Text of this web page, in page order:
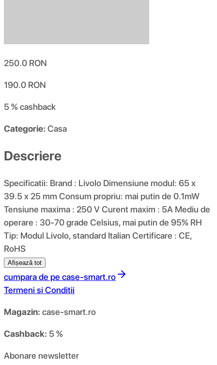
250.0 RON
190.0 RON
5 %cashback
Categorie: Casa
Descriere
Specificatii: Brand : Livolo Dimensiune modul: 65 x
39.5 x 25 mm Consum propriu: mai putin de 0.1mW
Tensiune maxima : 250 V Curent maxim : 5A Mediu de
operare : 30-70 grade Celsius, mai putin de 95% RH
Tip: Modul Livolo, standard Italian Certificare : CE,
RoHS
Afișează tot
cumpara de pe case-smart.ro
Termeni si Conditii
Magazin: case-smart.ro
Cashback: 5 %
Abonare newsletter